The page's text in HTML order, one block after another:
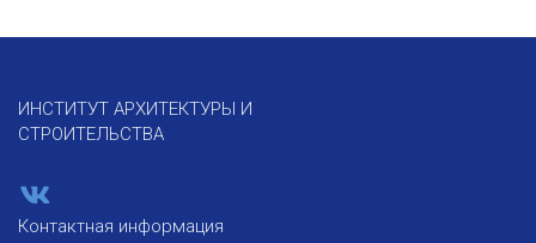
ИНСТИТУТ АРХИТЕКТУРЫ И
СТРОИТЕЛЬСТВА
Контактная информация